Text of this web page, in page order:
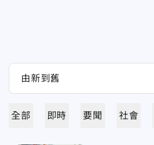
全部 即時 要聞 社會